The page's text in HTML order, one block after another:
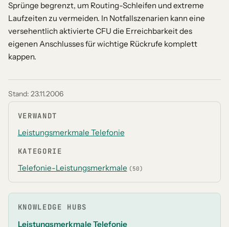
Sprünge begrenzt, um Routing-Schleifen und extreme
Laufzeiten zu vermeiden. In Notfallszenarien kann eine
versehentlich aktivierte CFU die Erreichbarkeit des
eigenen Anschlusses für wichtige Rückrufe komplett
kappen.
Stand: 23.11.2006
VERWANDT
Leistungsmerkmale Telefonie
KATEGORIE
Telefonie-Leistungsmerkmale (50)
KNOWLEDGE HUBS
Leistungsmerkmale Telefonie